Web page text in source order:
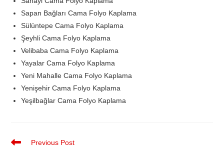
Sapan Bağları Cama Folyo Kaplama
Sülüntepe Cama Folyo Kaplama
Şeyhli Cama Folyo Kaplama
Velibaba Cama Folyo Kaplama
Yayalar Cama Folyo Kaplama
Yeni Mahalle Cama Folyo Kaplama
Yenişehir Cama Folyo Kaplama
Yeşilbağlar Cama Folyo Kaplama
Previous Post